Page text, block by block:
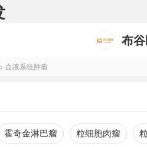
布
血液系统肿瘤
霍奇金淋巴瘤 粒细胞肉瘤